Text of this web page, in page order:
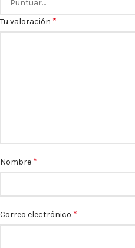
Tu valoración *
Nombre *
Correo electrónico *